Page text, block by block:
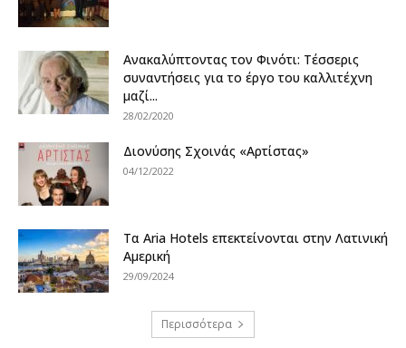
Ανακαλύπτοντας τον Φινότι: Τέσσερις
συναντήσεις για το έργο του καλλιτέχνη
μαζί...
28/02/2020
Διονύσης Σχοινάς «Αρτίστας»
04/12/2022
Τα Aria Hotels επεκτείνονται στην Λατινική
Αμερική
29/09/2024
Περισσότερα